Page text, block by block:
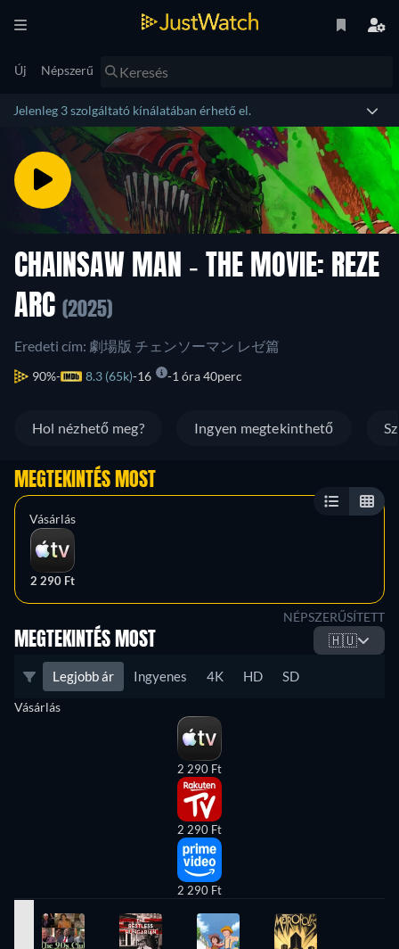
Új Népszerű
Jelenleg 3 szolgáltató kínálatában érhető el.
CHAINSAW MAN - THE MOVIE: REZE
ARC (2025)
Eredeti cím: 劇場版 チェンソーマン レゼ篇
90% 8.3 (65k) 16 1 óra 40perc
Hol nézhető meg? Ingyen megtekinthető
MEGTEKINTÉS MOST
Vásárlás
2 290 Ft
NÉPSZERŰSÍTETT
MEGTEKINTÉS MOST 🇭🇺
Legjobb ár Ingyenes 4K HD SD
Vásárlás
2 290 Ft
2 290 Ft
2 290 Ft